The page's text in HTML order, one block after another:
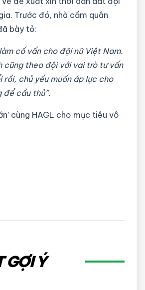
Trước đó, nhà cầm quân
bày tỏ:
cố vấn cho đội nữ Việt Nam.
cũng theo đội với vai trò tư vấn
rồi, chủ yếu muốn áp lực cho
để cầu thủ”.
cùng HAGL cho mục tiêu vô
GỢI Ý